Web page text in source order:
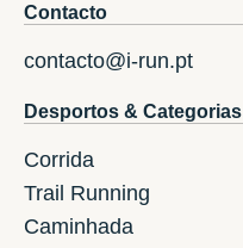
Contacto
contacto@i-run.pt
Desportos & Categorias
Corrida
Trail Running
Caminhada